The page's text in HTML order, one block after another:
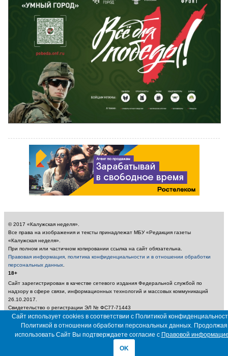
© 2017 «Калужская неделя».
Все права на изображения и тексты принадлежат МБУ «Редакция газеты
«Калужская неделя».
При полном или частичном копировании ссылка на сайт обязательна.
Правовая информация, политика конфиденциальности и в отношении обработки
персональных данных
18+
Сайт зарегистрирован в качестве сетевого издания Федеральной службой по
надзору в сфере связи, информационных технологий и массовых коммуникаций
26.10.2017.
Свидетельство о регистрации ЭЛ № ФС77-71443
Учредитель: Муниципальное бюджетное учреждение «Редакция газеты «Калужская
неделя»
Главный редактор: Амбарцумян А. Ю. / Электронный адрес редакции:
nedelya_kaluga@adm.kaluga.ru / Телефон редакции: 400-424
Сайт использует cookies в соответствии с Политикой
Политикой в отношении обработки персональных данных. Продолжая
использовать Сайт Вы подтверждаете согласие с Правовой
OK